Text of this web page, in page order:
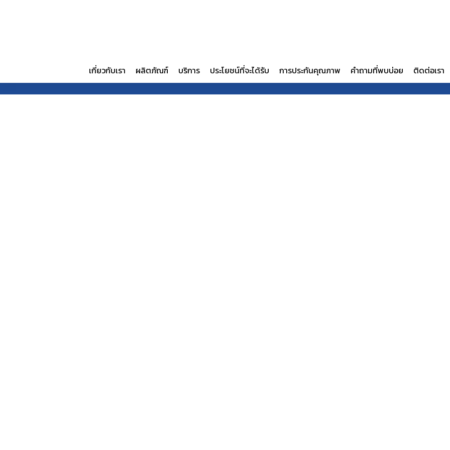
เกี่ยวกับเรา ผลิตภัณฑ์ บริการ ประโยชน์ที่จะได้รับ การประกันคุณภาพ คำถามที่พบบ่อย ติดต่อเรา
OIZURU Copyright @ 2025 OIZURU CHUGEN PACKAGING SYSTEM CO., LTD.